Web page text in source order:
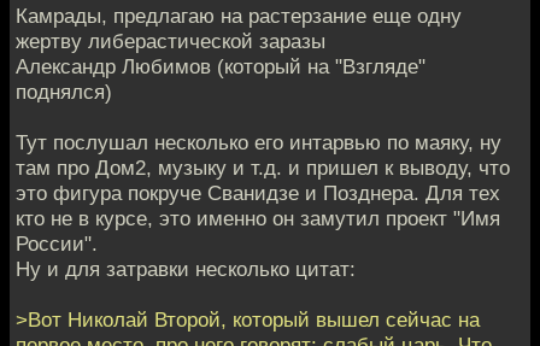
Камрады, предлагаю на растерзание еще одну
жертву либерастической заразы
Александр Любимов (который на "Взгляде"
поднялся)
Тут послушал несколько его интарвью по маяку, ну
там про Дом2, музыку и т.д. и пришел к выводу, что
это фигура покруче Сванидзе и Позднера. Для тех
кто не в курсе, это именно он замутил проект "Имя
России".
Ну и для затравки несколько цитат:
>Вот Николай Второй, который вышел сейчас на